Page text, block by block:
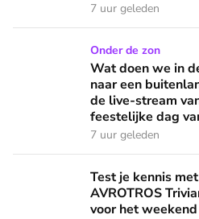
7 uur geleden
Wat doen we in de vakantie
Onder de zon
Wat doen we in
naar een
de live-stream
feestelijke dag
7 uur geleden
Test je kennis met de nieuwe
Test je kennis
AVROTROS
voor het weekend